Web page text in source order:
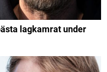
lagkamrat under